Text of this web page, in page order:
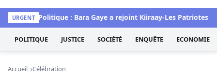
Kéwoulo, le premier site d'information et d'investigation
URGENTPolitique : Bara Gaye a rejoint Kiiraay-Les Patriotes
POLITIQUE JUSTICE SOCIÉTÉ ENQUÊTE ECONOMIE
Accueil Célébration